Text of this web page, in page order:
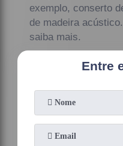
exemplo, conserto
de madeira
saiba mais.
Entre